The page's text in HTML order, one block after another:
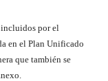
incluidos por el
en el Plan Unificado
que también se